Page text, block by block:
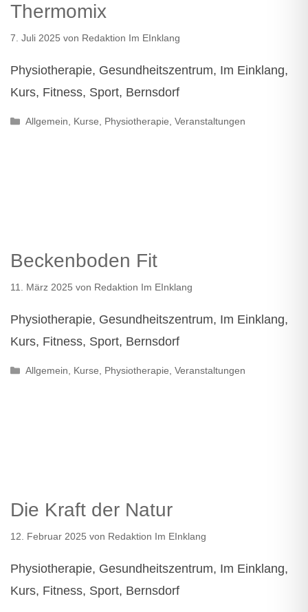
Thermomix
7. Juli 2025 von Redaktion Im EInklang
Physiotherapie, Gesundheitszentrum, Im Einklang,
Kurs, Fitness, Sport, Bernsdorf
Kategorien
Allgemein, Kurse, Physiotherapie,Veranstaltungen
Beckenboden Fit
11. März 2025 von Redaktion Im EInklang
Physiotherapie, Gesundheitszentrum, Im Einklang,
Kurs, Fitness, Sport, Bernsdorf
Kategorien
Allgemein, Kurse, Physiotherapie,Veranstaltungen
Die Kraft der Natur
12. Februar 2025 von Redaktion Im EInklang
Physiotherapie, Gesundheitszentrum, Im Einklang,
Kurs, Fitness, Sport, Bernsdorf